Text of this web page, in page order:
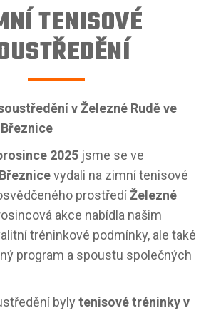
TENISOVÉ
v Železné Rudě ve
2025 jsme se ve
vydali na zimní tenisové
prostředíŽelezné
akce nabídla našim
tréninkové podmínky, ale také
program a spoustu společných
byly tenisové tréninky v